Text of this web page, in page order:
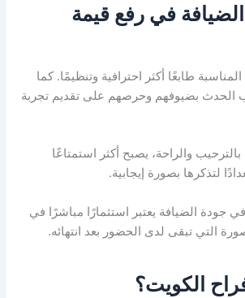
في رفع قيمة
طابعًا أكثر احترافية وتنظيمًا. كما
الحدث بضيوفهم وحرصهم على تقديم تجربة
والراحة، يصبح أكثر استمتاعًا
لتذكرها بصورة إيجابية.
في جودة الضيافة يعتبر استثمارًا مباشرًا في
التي تبقى لدى الحضور بعد انتهائه.
الكويت؟